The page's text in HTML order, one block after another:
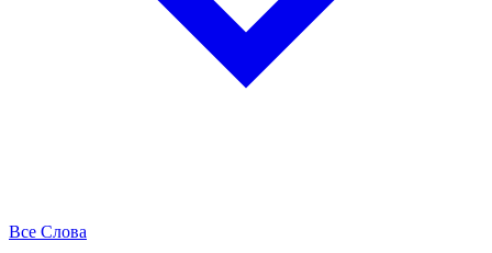
Все Слова